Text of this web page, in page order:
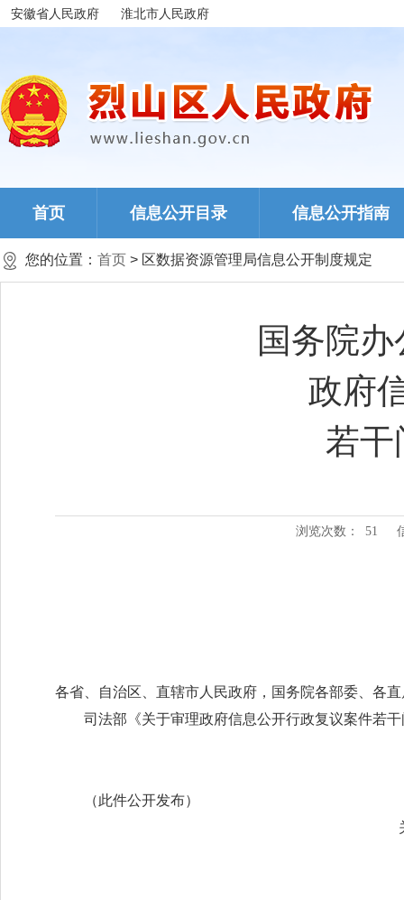
安徽省人民政府 淮北市人民政府
首页 信息公开目录 信息公开指南
您的位置： 首页 > 区数据资源管理局信息公开制度规定
国务院
政府
若干
浏览次数： 51
各省、自治区、直辖市人民政府，国务院各部委、各
司法部《关于审理政府信息公开行政复议案件若
（此件公开发布）